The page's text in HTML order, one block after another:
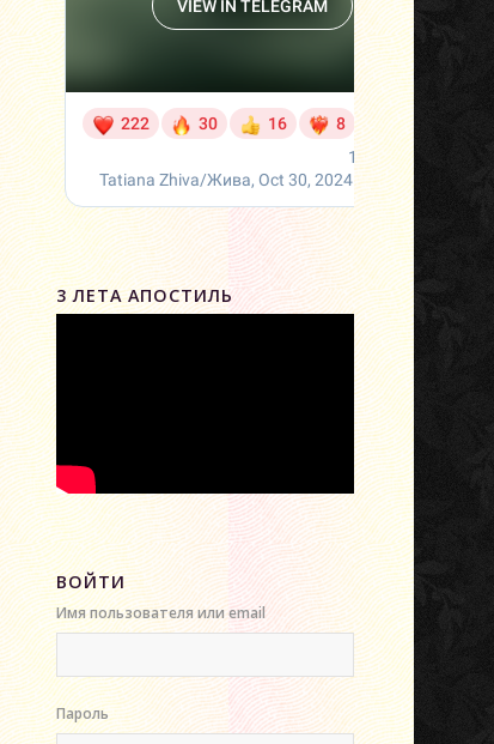
3 ЛЕТА АПОСТИЛЬ
ВОЙТИ
Имя пользователя или email
Пароль